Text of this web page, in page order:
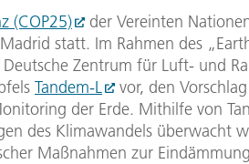
(COP25)
der Vereinten
statt. Im Rahmen des
Zentrum für Luft- und
Tandem-L
vor, den
der Erde. Mithilfe von
des Klimawandels überwacht
Maßnahmen zur